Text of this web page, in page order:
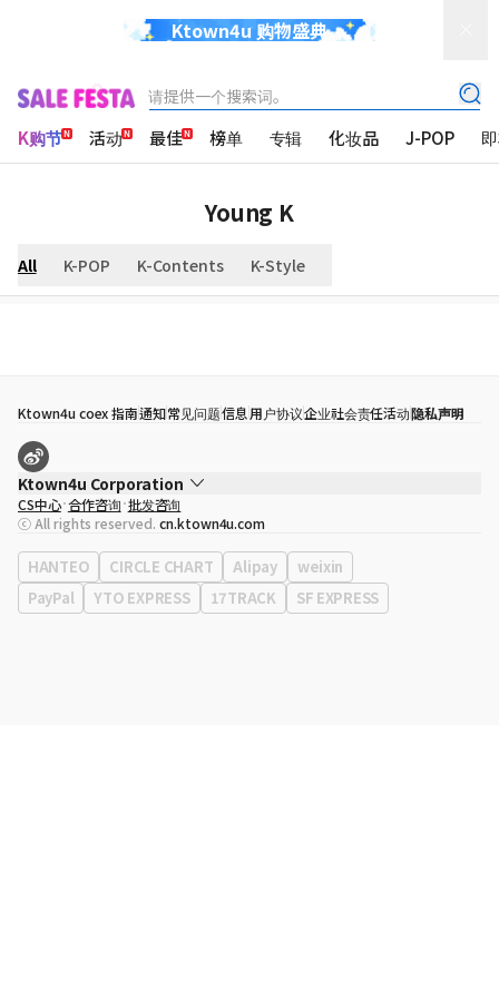
Ktown4u 购物盛典
请提供一个搜索词。
K购节 活动 最佳 榜单 专辑 化妆品 J-POP
Young K
All K-POP K-Contents K-Style
Ktown4u coex 指南通知常见问题信息 用户协议企业社会责任活动隐私声明
Ktown4u Corporation
代表
宋効珉
营业执照 120-87-71116
公司地址 首尔特别市 江南区 岭东大路 513号 3楼 （三成洞， coex)
CS中心 合作咨询 批发咨询
ⓒ All rights reserved. cn.ktown4u.com
HANTEO CIRCLE CHART Alipay
weixin
PayPal
YTO EXPRESS 17TRACK SF EXPRESS